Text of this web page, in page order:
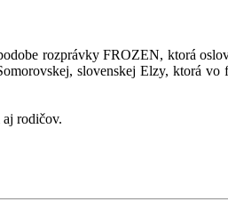
rozprávky FROZEN, ktorá
slovenskej Elzy, ktorá
rodičov.